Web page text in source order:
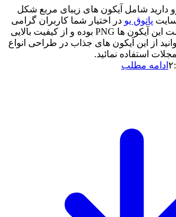
شامل آیکون های زیبای مربع شکل
پاتوق یو در اختیار شما کاربران گرامی
قرار گرفته است. فرمت این آیکون ها PNG بوده و از کیفیت بالایی
از این آیکون های جذاب در طراحی انواع
استفاده نمائید.
ادامه مطلب